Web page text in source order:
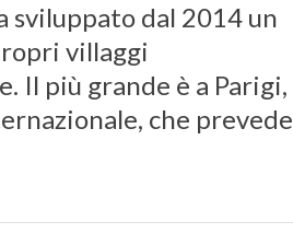
sviluppato dal 2014 un
villaggi
Il più grande è a Parigi,
che prevede